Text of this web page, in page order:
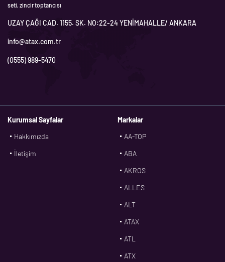
seti, zincir toptancısı
UZAY ÇAĞI CAD. 1155. SK. NO:22-24 YENİMAHALLE/ ANKARA
info@atax.com.tr
(0555) 989-5470
Kurumsal Sayfalar
Hakkımızda
İletişim
Markalar
AA-TOP
ABA
AKROS
ALLES
ALT
ATAX
ATL
ATX